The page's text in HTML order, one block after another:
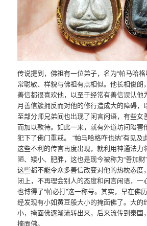
传说提到，佛祖有一位弟子，名为“帕马哈
常聪敏、样貌与佛祖有点相似。他长相俊朗
善信都很喜欢他，以至于经常有善信误认他
月善信簇拥反而对他的修行造成大的障碍，
至部分师兄弟间也出现了闲言闲语，有些女
而加以款待。如此一来，就有外道坊间陷害
犯下了佛门重戒。 “帕马哈格咋也纳”有见
这些不利的传言再度出现，就利用神通法力
陋、矮小、肥胖，这也是现今被称为“善加财
这些都不能令众多善信改变对他的热枕态度
闭上，不再理会别人的态度和闲言闲语，一
也博得了“帕必打”这一称号。其实，早在佛
经发现有小如黄豆般大小的掩面佛了。大的
小，掩面佛逐渐流转出来，后来流传到泰国
掩面佛。